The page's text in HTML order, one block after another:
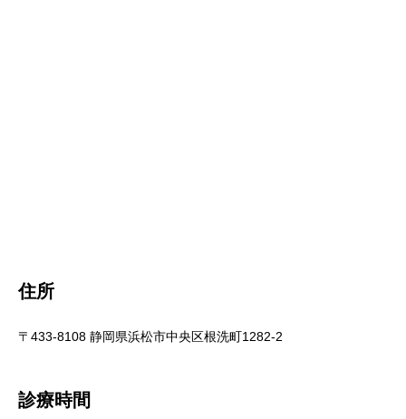
住所
〒433-8108 静岡県浜松市中央区根洗町1282-2
診療時間